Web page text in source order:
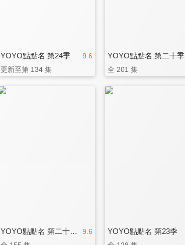
9.6
YOYO點點名 第24季
更新至第 134 集
YOYO點點名 第二十季
全 201 集
9.6
YOYO點點名 第二十一季 YOYO點點名 第23季